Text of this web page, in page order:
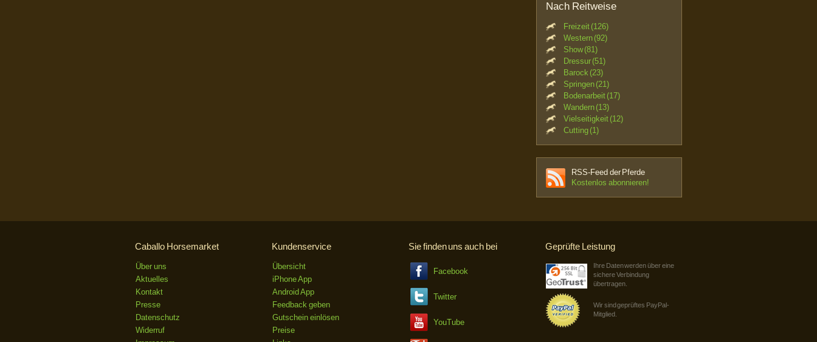
Nach Reitweise
Freizeit (126)
Western (92)
Show (81)
Dressur (51)
Barock (23)
Springen (21)
Bodenarbeit (17)
Wandern (13)
Vielseitigkeit (12)
Cutting (1)
RSS-Feed der Pferde
Kostenlos abonnieren!
Caballo Horsemarket
Über uns
Aktuelles
Kontakt
Presse
Datenschutz
Widerruf
Kundenservice
Übersicht
iPhone App
Android App
Feedback geben
Gutschein einlösen
Preise
Sie finden uns auch bei
Facebook
Twitter
YouTube
Geprüfte Leistung
Ihre Daten werden über eine
sichere Verbindung
übertragen.
Wir sind geprüftes PayPal-
Mitglied.